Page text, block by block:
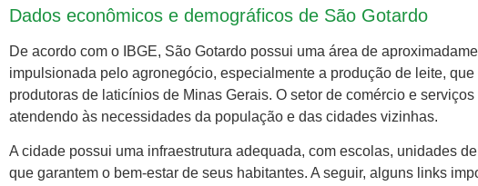
Dados econômicos e demográficos de São Gotardo
De acordo com o IBGE, São Gotardo possui uma área de
impulsionada pelo agronegócio, especialmente a produção de leite,
produtoras de laticínios de Minas Gerais. O setor de comércio e
atendendo às necessidades da população e das cidades vizinhas.
A cidade possui uma infraestrutura adequada, com escolas, unidades
que garantem o bem-estar de seus habitantes. A seguir, alguns links